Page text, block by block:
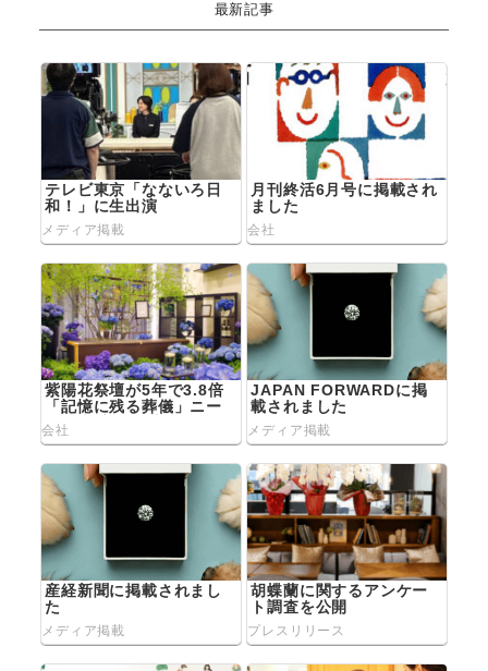
ゲ
ー
シ
ョ
ン
最新記事
テレビ東京「なないろ日
和！」に生出演
メディア掲載
月刊終活6月号に掲載され
ました
会社
紫陽花祭壇が5年で3.8倍
「記憶に残る葬儀」ニー
ズ拡大 変わる葬儀観
会社
JAPAN FORWARDに掲
載されました
メディア掲載
産経新聞に掲載されまし
た
メディア掲載
胡蝶蘭に関するアンケー
ト調査を公開
プレスリリース